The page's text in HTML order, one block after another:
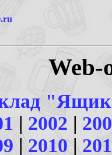
| 2002 |
| 2010|